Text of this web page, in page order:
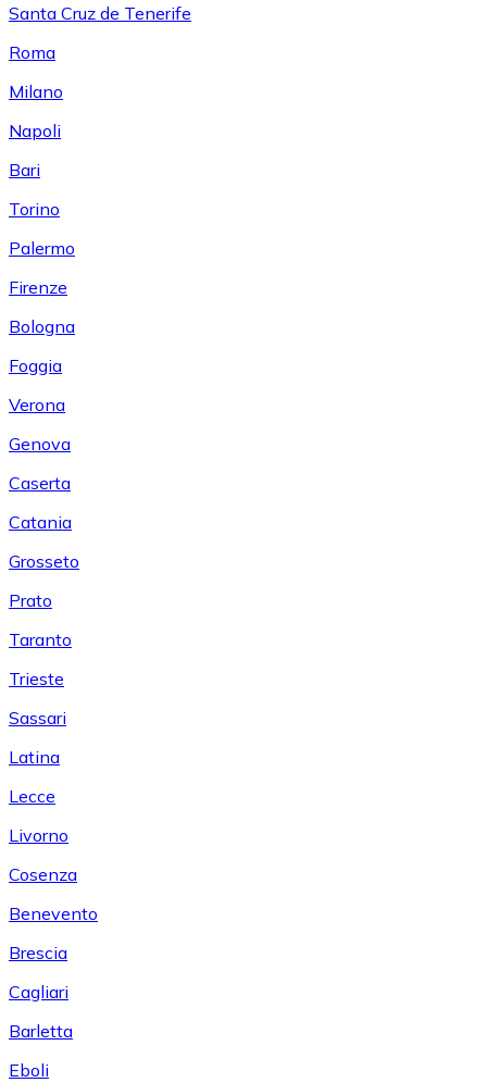
Santa Cruz de Tenerife
Roma
Milano
Napoli
Bari
Torino
Palermo
Firenze
Bologna
Foggia
Verona
Genova
Caserta
Catania
Grosseto
Prato
Taranto
Trieste
Sassari
Latina
Lecce
Livorno
Cosenza
Benevento
Brescia
Cagliari
Barletta
Eboli